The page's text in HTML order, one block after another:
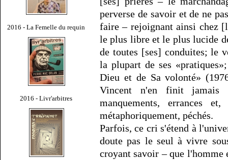
2016 - La Femelle du requin
2016 - Livr'arbitres
perverse de savoir et de ne
faire – rejoignant ainsi chez
le plus libre et le plus lucide
de toutes [ses] conduites; le
la plupart de ses
Dieu et de Sa volonté»
Vincent n'en finit jamais
manquements, errances
métaphoriquement, péchés.
Parfois, ce cri s'étend à
doute pas le seul à vivre
croyant savoir – que l'homme